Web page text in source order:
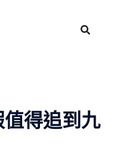
值得追到九